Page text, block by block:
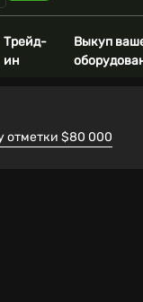
Трейд-
ин
Выкуп
отметки $80 000